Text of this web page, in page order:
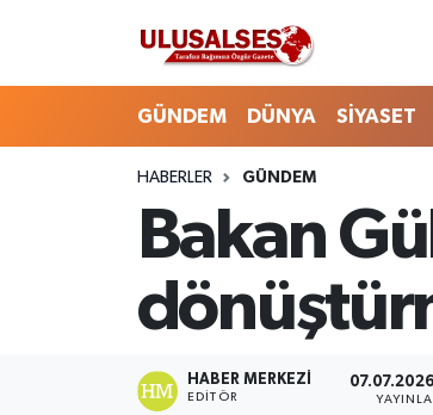
GÜNDEM DÜNYA SİYASET
HABERLER GÜNDEM
Bakan
HABER MERKEZI
EDITÖR
GÜNDEM
DÜNYA
SİYASET
SAĞLIK
Hava Durumu
Trafik Durumu
Süper Lig Puan Durumu ve Fikstür
Son Dakika Haberleri
Haber Arşivi